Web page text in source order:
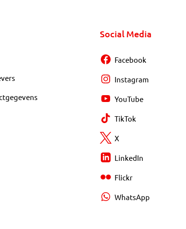
Social Media
Facebook
Instagram
YouTube
TikTok
X
LinkedIn
Flickr
WhatsApp